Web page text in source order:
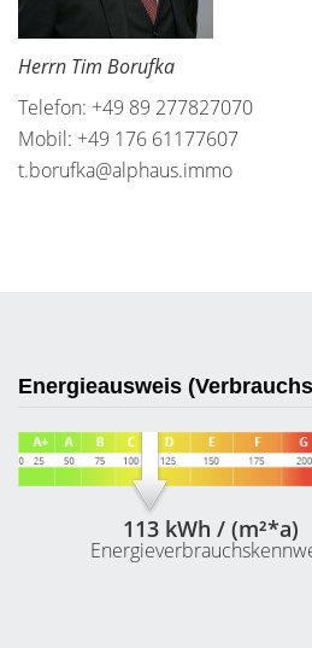
Herrn Tim Borufka
Telefon: +49 89 277827070
Mobil: +49 176 61177607
t.borufka@alphaus.immo
Energieausweis
113 kWh / (m²*a)